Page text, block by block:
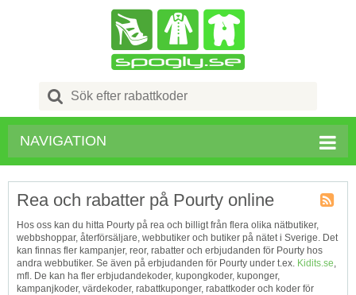
Search
for:
NAVIGATION
Tagg
RSS
Rea och rabatter på Pourty online
Hos oss kan du hitta Pourty på rea och billigt från flera olika nätbutiker,
webbshoppar, återförsäljare, webbutiker och butiker på nätet i Sverige. Det
kan finnas fler kampanjer, reor, rabatter och erbjudanden för Pourty hos
andra webbutiker. Se även på erbjudanden för Pourty under t.ex. Kidits.se,
mfl. De kan ha fler erbjudandekoder, kupongkoder, kuponger,
kampanjkoder, värdekoder, rabattkuponger, rabattkoder och koder för